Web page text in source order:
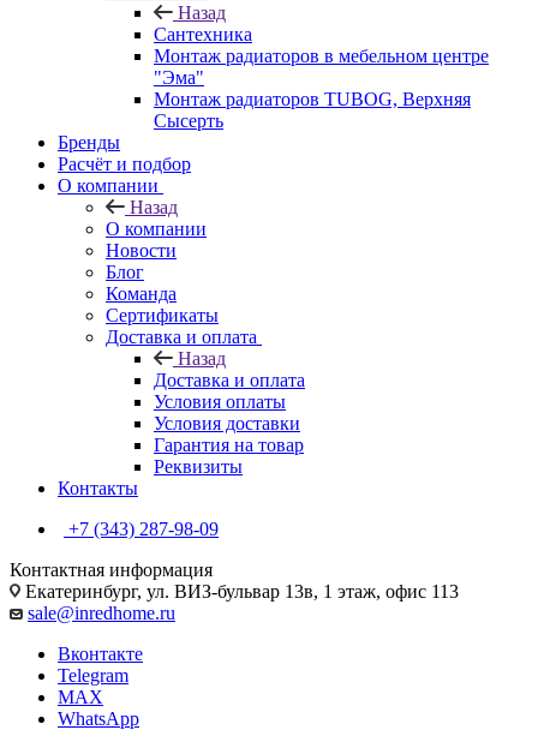
Назад
Сантехника
Монтаж радиаторов в мебельном центре
"Эма"
Монтаж радиаторов TUBOG, Верхняя
Сысерть
Бренды
Расчёт и подбор
О компании
Назад
О компании
Новости
Блог
Команда
Сертификаты
Доставка и оплата
Назад
Доставка и оплата
Условия оплаты
Условия доставки
Гарантия на товар
Реквизиты
Контакты
+7 (343) 287-98-09
Контактная информация
Екатеринбург, ул. ВИЗ-бульвар 13в, 1 этаж, офис 113
sale@inredhome.ru
Вконтакте
Telegram
MAX
WhatsApp